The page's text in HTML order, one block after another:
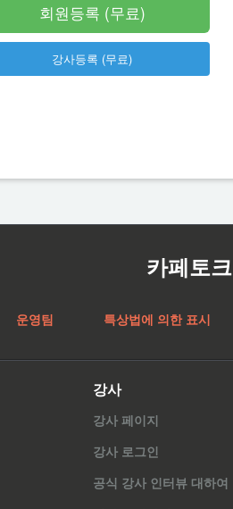
회원등록 (무료)
강사등록 (무료)
카페토크
운영팀 특상법에 의한 표시
강사
강사 페이지
강사 로그인
공식 강사 인터뷰 대하여